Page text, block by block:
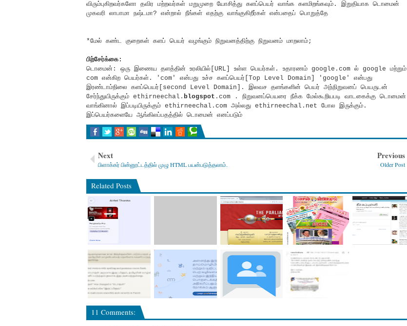
விரும்புகிறவர்களோ தவிர மற்றவர்கள் மறுமுறை யோசித்து களப்பெயர் வாங்க களமிறங்கவும். இறுதியாக டொமைன்
முகவரி லாபாமா நஷ்டமா? என்றால் நீங்கள் எதற்கு வாங்குகிறீர்கள் என்பதைப் பொறுத்தே
*மேல் கண்ட குறைகள் களப் பெயர் வழங்கும் நிறுவனத்திற்கு நிறுவனம் மாறலாம்;
பிற்சேர்க்கை:
டொமைன்: ஒரு இணைய தளத்தின் உரலியில்[URL] உள்ள பெயர்கள். உதாரணம் google.com ல் google மற்றும்
com என்கிற பெயர்கள். 'com' என்பது உச்ச களப்பெயர்[Top Level Domain] 'google' என்பது
இரண்டாம்நிலை களப்பெயர்[second Level Domain]. இலவச தளங்களின் பெயர் அந்நிறுவனப் பெயருடன்
சேர்ந்துயிருக்கும் ethirneechal. blogspot .com . நிறுவனப்பெயரை நீக்க மேல்கூறியபடி வாடகைக்கு டொமைன்
வாங்கினால் இப்படியிருக்கும் ethirneechal.com அல்லது ethirneechal.net போல இருக்கும்.
இப்பெயர்களையே ஆங்கிலப்பதத்தில் டொமைன் எனப்படும்
Next
பிளாக்கர் பின்னூட்டத்தில் முழு HTML பயன்படுத்தலாம்.
Previous
Older Post
Related Posts
11 Comments: